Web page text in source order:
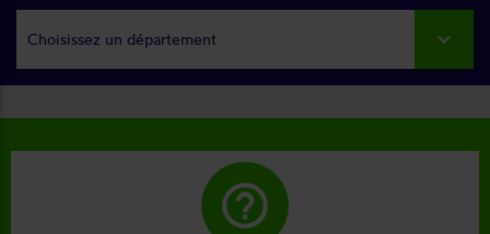
Choisissez un département
help_outline